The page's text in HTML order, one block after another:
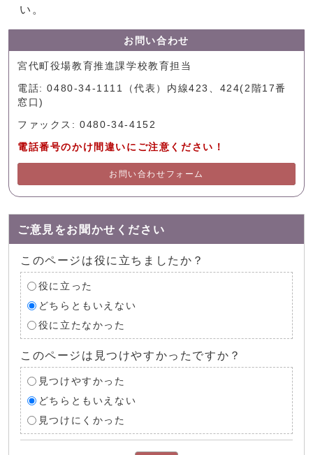
い。
お問い合わせ
宮代町役場教育推進課学校教育担当
電話: 0480-34-1111（代表）内線423、424(2階17番
窓口)
ファックス: 0480-34-4152
電話番号のかけ間違いにご注意ください！
お問い合わせフォーム
ご意見をお聞かせください
このページは役に立ちましたか？
役に立った
どちらともいえない
役に立たなかった
このページは見つけやすかったですか？
見つけやすかった
どちらともいえない
見つけにくかった